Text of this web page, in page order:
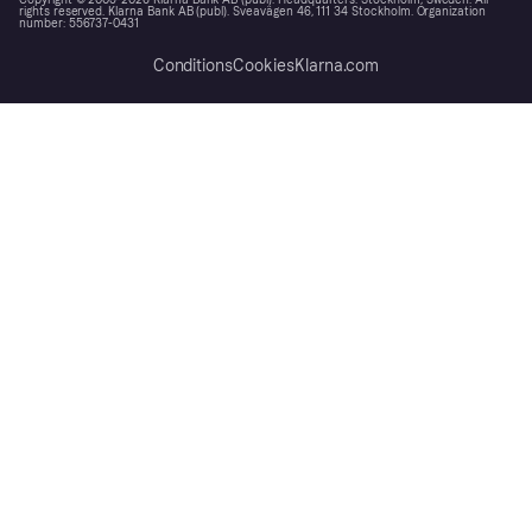
rights reserved. Klarna Bank AB (publ). Sveavägen 46, 111 34 Stockholm. Organization
number: 556737-0431
ConditionsCookiesKlarna.com